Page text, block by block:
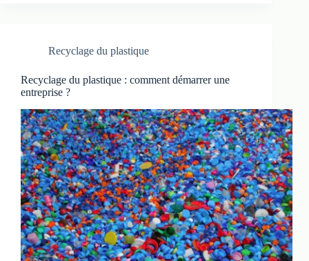
Recyclage du plastique
Recyclage du plastique : comment démarrer une
entreprise ?